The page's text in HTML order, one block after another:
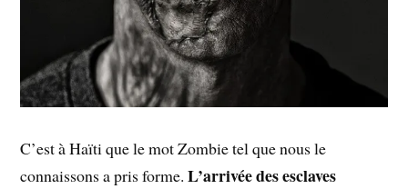
C’est à Haïti que le mot Zombie tel que nous le
connaissons a pris forme.L’arrivée des esclaves